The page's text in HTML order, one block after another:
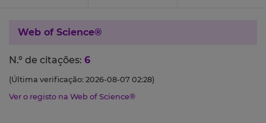
Web of Science®
N.º de citações: 6
(Última verificação: 2026-08-07 02:28)
Ver o registo na Web of Science®